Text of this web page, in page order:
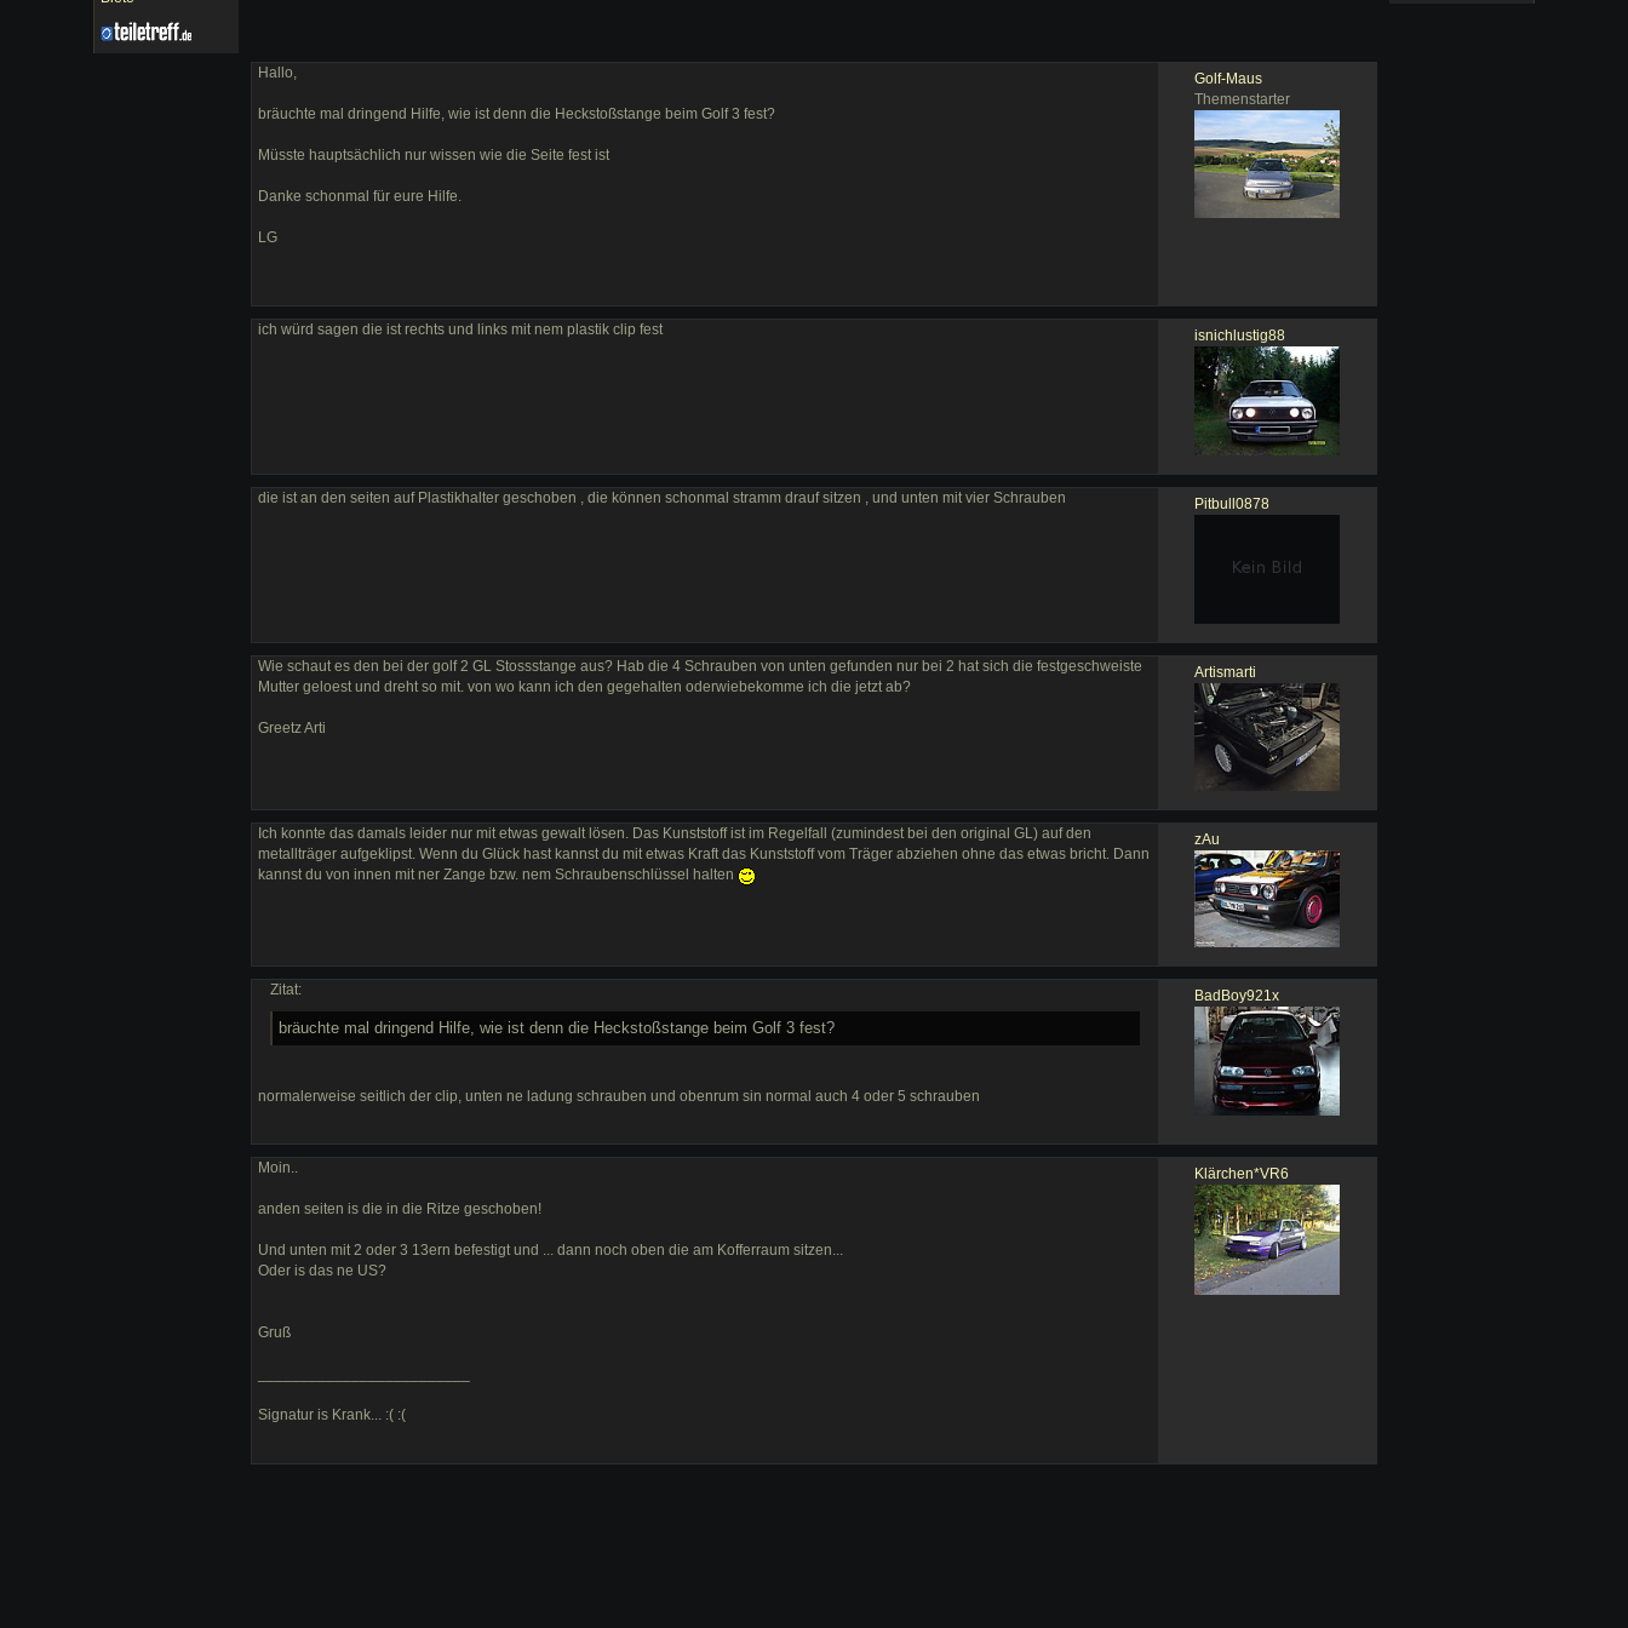
Golf-Maus
Themenstarter
Hallo,
bräuchte mal dringend Hilfe, wie ist denn die Heckstoßstange beim Golf 3 fest?
Müsste hauptsächlich nur wissen wie die Seite fest ist
Danke schonmal für eure Hilfe.
LG
isnichlustig88
ich würd sagen die ist rechts und links mit nem plastik clip fest
Pitbull0878
die ist an den seiten auf Plastikhalter geschoben , die können schonmal stramm drauf sitzen , und unten mit vier Schrauben
Artismarti
Wie schaut es den bei der golf 2 GL Stossstange aus? Hab die 4 Schrauben von unten gefunden nur bei 2 hat sich die festgeschweiste
Mutter geloest und dreht so mit. von wo kann ich den gegehalten oderwiebekomme ich die jetzt ab?
Greetz Arti
zAu
Ich konnte das damals leider nur mit etwas gewalt lösen. Das Kunststoff ist im Regelfall (zumindest bei den original GL) auf den
metallträger aufgeklipst. Wenn du Glück hast kannst du mit etwas Kraft das Kunststoff vom Träger abziehen ohne das etwas bricht. Dann
kannst du von innen mit ner Zange bzw. nem Schraubenschlüssel halten
BadBoy921x
Zitat:
bräuchte mal dringend Hilfe, wie ist denn die Heckstoßstange beim Golf 3 fest?
normalerweise seitlich der clip, unten ne ladung schrauben und obenrum sin normal auch 4 oder 5 schrauben
Klärchen*VR6
Moin..
anden seiten is die in die Ritze geschoben!
Und unten mit 2 oder 3 13ern befestigt und ... dann noch oben die am Kofferraum sitzen...
Oder is das ne US?
Gruß
Signatur is Krank... :( :(